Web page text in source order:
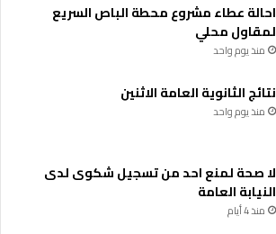
احالة عطاء مشروع محطة الباص السريع
لمقاول محلي
منذ يوم واحد
نتائج الثانوية العامة الاثنين
منذ يوم واحد
لا صحة لمنع احد من تسجيل شكوى لدى
النيابة العامة
منذ 4 أيام